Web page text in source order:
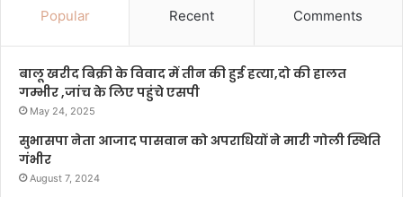
Popular Recent Comments
बालू खरीद बिक्री के विवाद में तीन की हुई हत्या,दो की हालत
गम्भीर ,जांच के लिए पहुंचे एसपी
May 24, 2025
सुभासपा नेता आजाद पासवान को अपराधियों ने मारी गोली स्थिति
गंभीर
August 7, 2024